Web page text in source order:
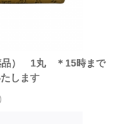
品） 1丸 ＊15時まで
します